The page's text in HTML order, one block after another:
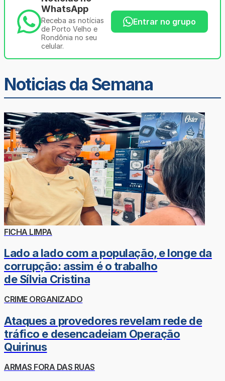
WhatsApp
Receba as notícias
de Porto Velho e
Rondônia no seu
celular.
Entrar no grupo
Noticias da Semana
FICHA LIMPA
Lado a lado com a população, e longe da
corrupção: assim é o trabalho
de Sílvia Cristina
CRIME ORGANIZADO
Ataques a provedores revelam rede de
tráfico e desencadeiam Operação
Quirinus
ARMAS FORA DAS RUAS